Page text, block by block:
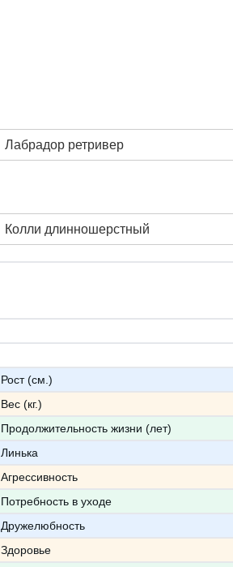
Лабрадор ретривер
Колли длинношерстный
Рост (см.)
Вес (кг.)
Продолжительность жизни (лет)
Линька
Агрессивность
Потребность в уходе
Дружелюбность
Здоровье